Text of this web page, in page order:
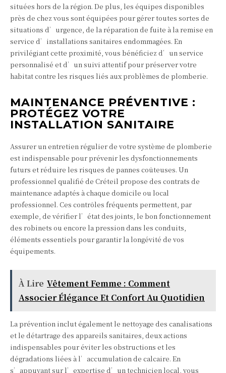
situées hors de la région. De plus, les équipes disponibles
près de chez vous sont équipées pour gérer toutes sortes de
situations d’urgence, de la réparation de fuite à la remise en
service d’installations sanitaires endommagées. En
privilégiant cette proximité, vous bénéficiez d’un service
personnalisé et d’un suivi attentif pour préserver votre
habitat contre les risques liés aux problèmes de plomberie.
MAINTENANCE PRÉVENTIVE :
PROTÉGEZ VOTRE
INSTALLATION SANITAIRE
Assurer un entretien régulier de votre système de plomberie
est indispensable pour prévenir les dysfonctionnements
futurs et réduire les risques de pannes coûteuses. Un
professionnel qualifié de Créteil propose des contrats de
maintenance adaptés à chaque domicile ou local
professionnel. Ces contrôles fréquents permettent, par
exemple, de vérifier l’état des joints, le bon fonctionnement
des robinets ou encore la pression dans les conduits,
éléments essentiels pour garantir la longévité de vos
équipements.
À Lire Vêtement Femme : Comment
Associer Élégance Et Confort Au Quotidien
La prévention inclut également le nettoyage des canalisations
et le détartrage des appareils sanitaires, deux actions
indispensables pour éviter les obstructions et les
dégradations liées à l’accumulation de calcaire. En
s’appuyant sur l’expertise d’un technicien local, vous